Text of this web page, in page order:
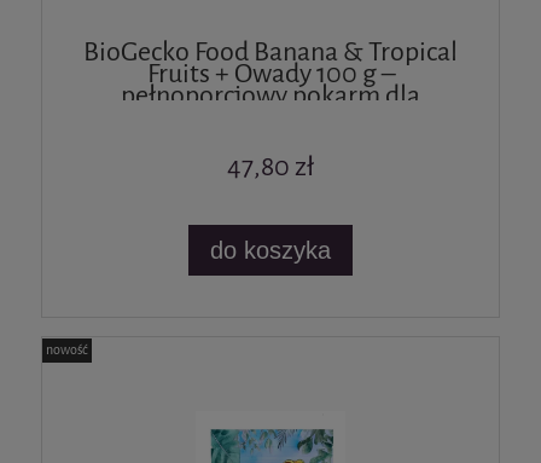
BioGecko Food Banana & Tropical
Fruits + Owady 100 g –
pełnoporcjowy pokarm dla
47,80 zł
do koszyka
nowość